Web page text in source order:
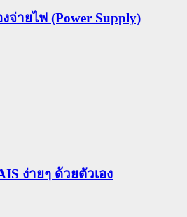
จ่ายไฟ (Power Supply)
ง่ายๆ ด้วยตัวเอง